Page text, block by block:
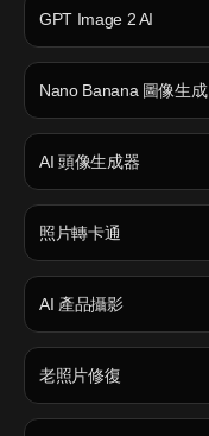
GPT Image 2 AI
Nano Banana 圖像生成
AI 頭像生成器
照片轉卡通
AI 產品攝影
老照片修復